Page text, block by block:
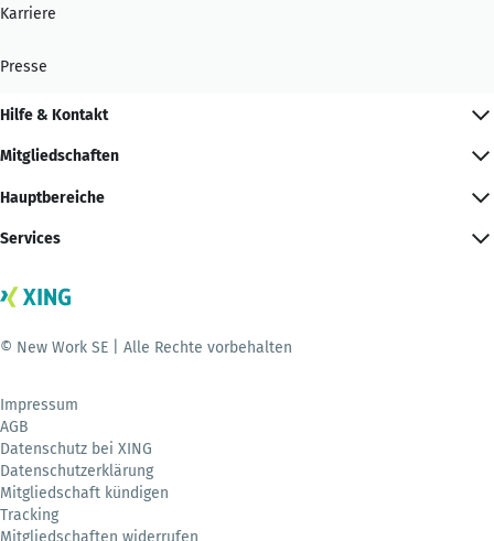
Karriere
Presse
Hilfe & Kontakt
Mitgliedschaften
Hauptbereiche
Services
© New Work SE | Alle Rechte vorbehalten
Impressum
AGB
Datenschutz bei XING
Datenschutzerklärung
Mitgliedschaft kündigen
Tracking
Mitgliedschaften widerrufen